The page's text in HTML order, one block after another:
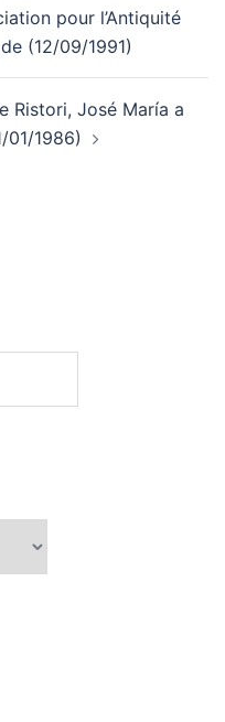
pour l’Antiquité
(12/09/1991)
Ristori, José María a
01/1986)